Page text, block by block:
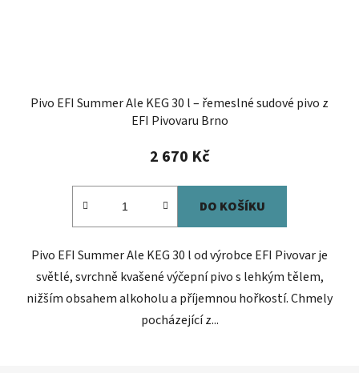
Pivo EFI Summer Ale KEG 30 l – řemeslné sudové pivo z
EFI Pivovaru Brno
2 670 Kč
DO KOŠÍKU
Pivo EFI Summer Ale KEG 30 l od výrobce EFI Pivovar je
světlé, svrchně kvašené výčepní pivo s lehkým tělem,
nižším obsahem alkoholu a příjemnou hořkostí. Chmely
pocházející z...